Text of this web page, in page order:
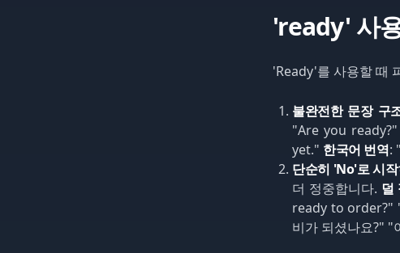
'ready' 사
'Ready'를 사용할 때
불완전한 문장 구
"Are you
yet." 한국어 번역:
단순히 'No'로 시
더 정중합니다. 덜
ready to order?"
비가 되셨나요?" "